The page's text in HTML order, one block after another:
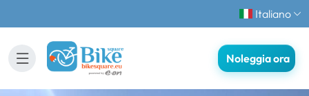
Italiano
Noleggia ora